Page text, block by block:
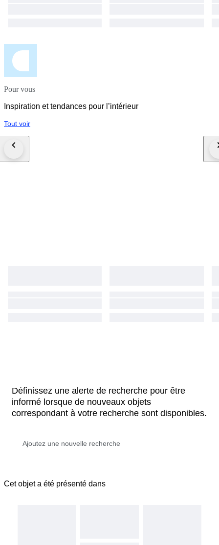
Pour vous
Inspiration et tendances pour l’intérieur
Tout voir
Définissez une alerte de recherche pour être
informé lorsque de nouveaux objets
correspondant à votre recherche sont disponibles.
Cet objet a été présenté dans